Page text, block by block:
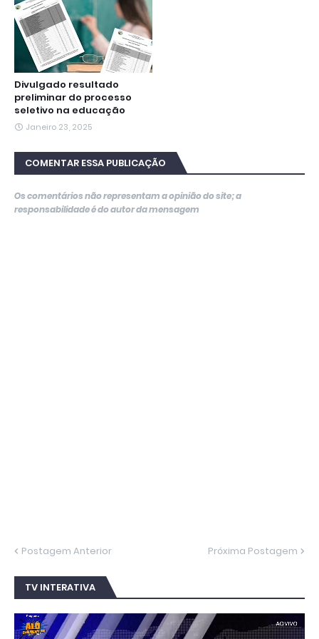
Divulgado resultado
preliminar do processo
seletivo na educação
Janeiro 23, 2025
COMENTAR ESSA PUBLICAÇÃO
Os comentários não representam a opinião do site; a
responsabilidade é do autor da mensagem
Postagem Anterior Próxima Postagem
TV INTERATIVA